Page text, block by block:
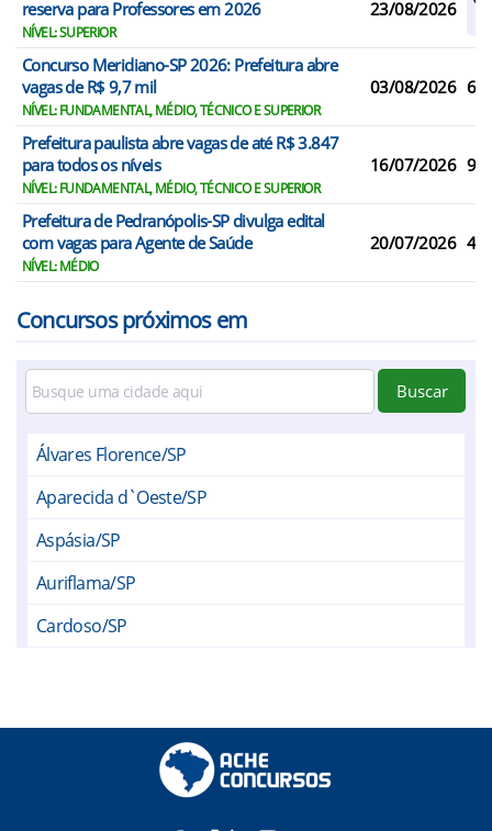
reserva para Professores em 2026
NÍVEL: SUPERIOR
23/08/2026
Concurso Meridiano-SP 2026: Prefeitura abre
vagas de R$ 9,7 mil
NÍVEL: FUNDAMENTAL, MÉDIO, TÉCNICO E SUPERIOR
03/08/2026 6
Prefeitura paulista abre vagas de até R$ 3.847
para todos os níveis
NÍVEL: FUNDAMENTAL, MÉDIO, TÉCNICO E SUPERIOR
16/07/2026 9
Prefeitura de Pedranópolis-SP divulga edital
com vagas para Agente de Saúde
NÍVEL: MÉDIO
20/07/2026 4
Concursos próximos em
Buscar
Álvares Florence/SP
Aparecida d`Oeste/SP
Aspásia/SP
Auriflama/SP
Cardoso/SP
Estrela d`Oeste/SP
Fernandópolis/SP